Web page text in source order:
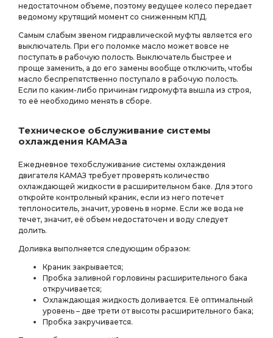
недостаточном объеме, поэтому ведущее колесо передает
ведомому крутящий момент со сниженным КПД.
Самым слабым звеном гидравлической муфты является его
выключатель. При его поломке масло может вовсе не
поступать в рабочую полость. Выключатель быстрее и
проще заменить, а до его замены вообще отключить, чтобы
масло беспрепятственно поступало в рабочую полость.
Если по каким-либо причинам гидромуфта вышла из строя,
то её необходимо менять в сборе.
Техническое обслуживание системы
охлаждения КАМАЗа
Ежедневное техобслуживание системы охлаждения
двигателя КАМАЗ требует проверять количество
охлаждающей жидкости в расширительном баке. Для этого
откройте контрольный краник, если из него потечет
теплоноситель, значит, уровень в норме. Если же вода не
течет, значит, её объем недостаточен и воду следует
долить.
Доливка выполняется следующим образом:
Краник закрывается;
Пробка заливной горловины расширительного бака
откручивается;
Охлаждающая жидкость доливается. Её оптимальный
уровень – две трети от высоты расширительного бака;
Пробка закручивается.